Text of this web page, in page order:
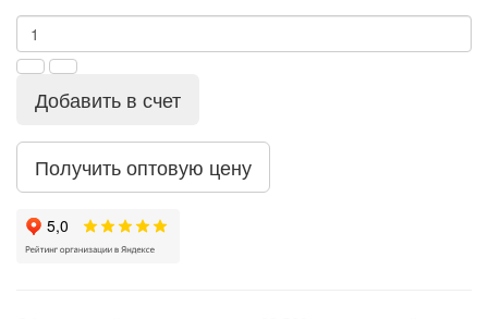
Добавить в счет
Получить оптовую цену